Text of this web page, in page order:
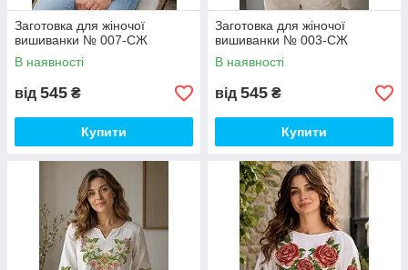
Заготовка для жіночої
вишиванки № 007-СЖ
В наявності
від 545 ₴
Купити
Заготовка для жіночої
вишиванки № 003-СЖ
В наявності
від 545 ₴
Купити